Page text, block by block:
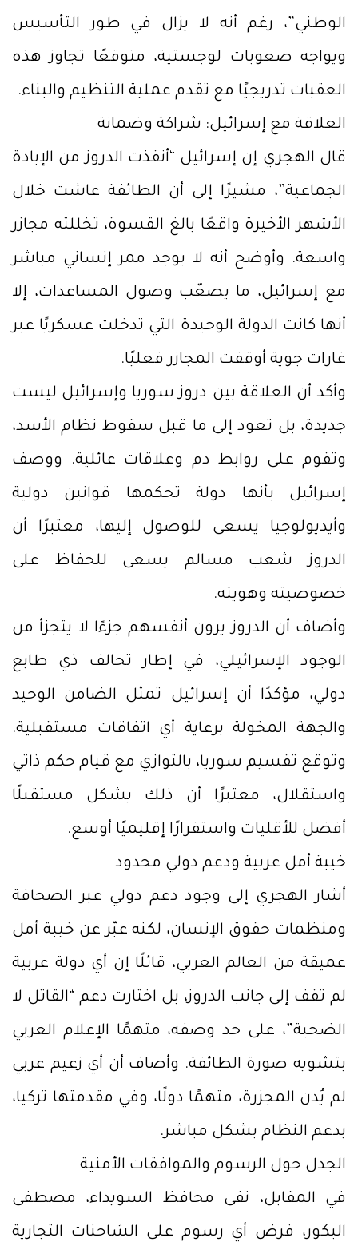
الوطني”، رغم أنه لا يزال في طور التأسيس
ويواجه صعوبات لوجستية، متوقعًا تجاوز هذه
العقبات تدريجيًا مع تقدم عملية التنظيم والبناء.
العلاقة مع إسرائيل: شراكة وضمانة
قال الهجري إن إسرائيل “أنقذت الدروز من الإبادة
الجماعية”، مشيرًا إلى أن الطائفة عاشت خلال
الأشهر الأخيرة واقعًا بالغ القسوة، تخللته مجازر
واسعة. وأوضح أنه لا يوجد ممر إنساني مباشر
مع إسرائيل، ما يصعّب وصول المساعدات، إلا
أنها كانت الدولة الوحيدة التي تدخلت عسكريًا عبر
غارات جوية أوقفت المجازر فعليًا.
وأكد أن العلاقة بين دروز سوريا وإسرائيل ليست
جديدة، بل تعود إلى ما قبل سقوط نظام الأسد،
وتقوم على روابط دم وعلاقات عائلية. ووصف
إسرائيل بأنها دولة تحكمها قوانين دولية
وأيديولوجيا يسعى للوصول إليها، معتبرًا أن
الدروز شعب مسالم يسعى للحفاظ على
خصوصيته وهويته.
وأضاف أن الدروز يرون أنفسهم جزءًا لا يتجزأ من
الوجود الإسرائيلي، في إطار تحالف ذي طابع
دولي، مؤكدًا أن إسرائيل تمثل الضامن الوحيد
والجهة المخولة برعاية أي اتفاقات مستقبلية.
وتوقع تقسيم سوريا، بالتوازي مع قيام حكم ذاتي
واستقلال، معتبرًا أن ذلك يشكل مستقبلًا
أفضل للأقليات واستقرارًا إقليميًا أوسع.
خيبة أمل عربية ودعم دولي محدود
أشار الهجري إلى وجود دعم دولي عبر الصحافة
ومنظمات حقوق الإنسان، لكنه عبّر عن خيبة أمل
عميقة من العالم العربي، قائلًا إن أي دولة عربية
لم تقف إلى جانب الدروز، بل اختارت دعم “القاتل لا
الضحية”، على حد وصفه، متهمًا الإعلام العربي
بتشويه صورة الطائفة. وأضاف أن أي زعيم عربي
لم يُدن المجزرة، متهمًا دولًا، وفي مقدمتها تركيا،
بدعم النظام بشكل مباشر.
الجدل حول الرسوم والموافقات الأمنية
في المقابل، نفى محافظ السويداء، مصطفى
البكور، فرض أي رسوم على الشاحنات التجارية